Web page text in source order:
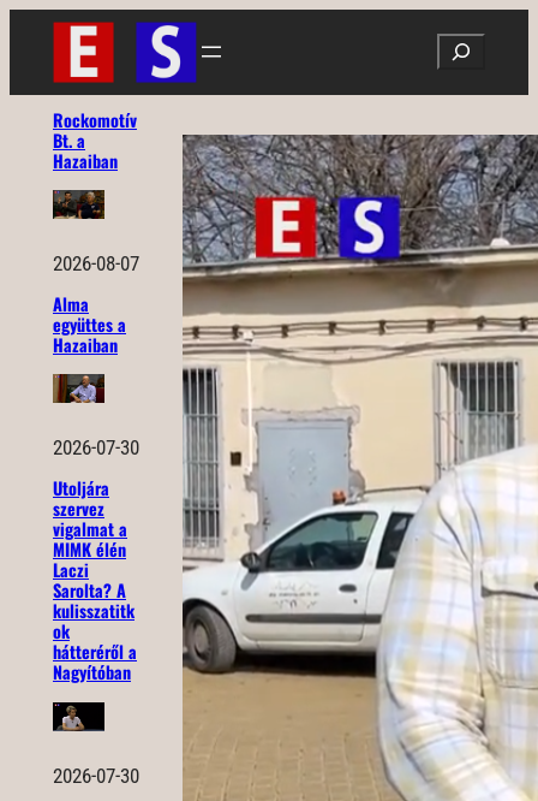
Ugrás
tartalomhoz
Search
Rockomotív
Bt. a
Hazaiban
2026-08-07
Alma
együttes a
Hazaiban
2026-07-30
Utoljára
szervez
vigalmat a
MIMK élén
Laczi
Sarolta? A
kulisszatitk
ok
hátteréről a
Nagyítóban
2026-07-30